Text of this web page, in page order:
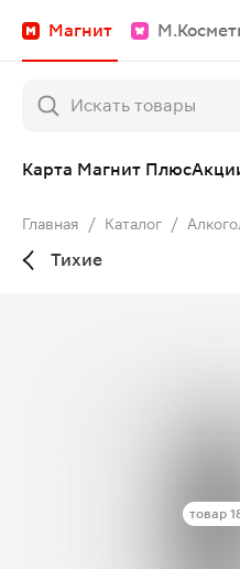
Магнит
Карта Магнит Плюс
Главная / Каталог /
Тихие
товар